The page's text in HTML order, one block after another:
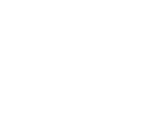
краской или